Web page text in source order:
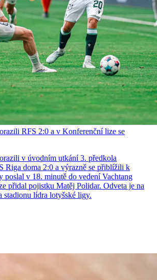
RFS 2:0 a v Konferenční lize se
v úvodním utkání 3. předkola
Riga doma 2:0 a výrazně se přiblížili k
poslal v 18. minutě do vedení Vachtang
přidal pojistku Matěj Polidar. Odveta je na
stadionu lídra lotyšské ligy.